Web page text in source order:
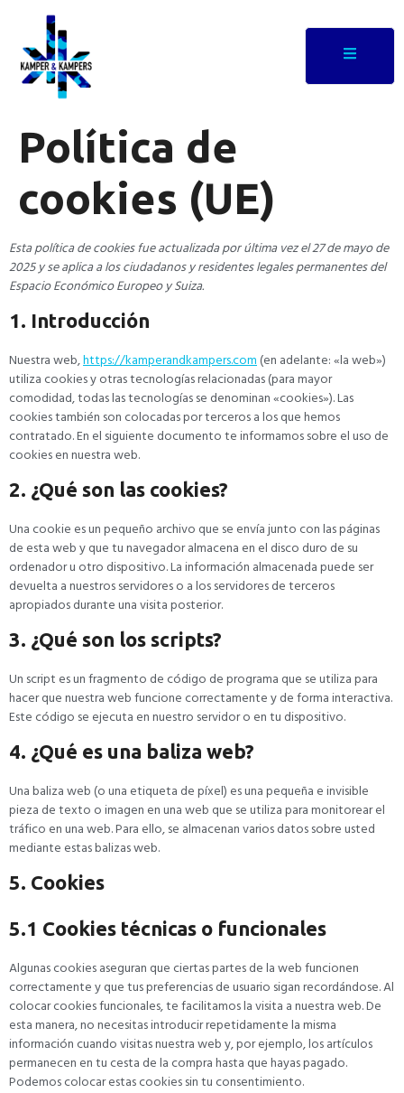
Política de
cookies (UE)
Esta política de cookies fue actualizada por última vez el 27 de mayo de
2025 y se aplica a los ciudadanos y residentes legales permanentes del
Espacio Económico Europeo y Suiza.
1. Introducción
Nuestra web,https://kamperandkampers.com(en adelante: «la web»)
utiliza cookies y otras tecnologías relacionadas (para mayor
comodidad, todas las tecnologías se denominan «cookies»). Las
cookies también son colocadas por terceros a los que hemos
contratado. En el siguiente documento te informamos sobre el uso de
cookies en nuestra web.
2. ¿Qué son las cookies?
Una cookie es un pequeño archivo que se envía junto con las páginas
de esta web y que tu navegador almacena en el disco duro de su
ordenador u otro dispositivo. La información almacenada puede ser
devuelta a nuestros servidores o a los servidores de terceros
apropiados durante una visita posterior.
3. ¿Qué son los scripts?
Un script es un fragmento de código de programa que se utiliza para
hacer que nuestra web funcione correctamente y de forma interactiva.
Este código se ejecuta en nuestro servidor o en tu dispositivo.
4. ¿Qué es una baliza web?
Una baliza web (o una etiqueta de píxel) es una pequeña e invisible
pieza de texto o imagen en una web que se utiliza para monitorear el
tráfico en una web. Para ello, se almacenan varios datos sobre usted
mediante estas balizas web.
5. Cookies
5.1 Cookies técnicas o funcionales
Algunas cookies aseguran que ciertas partes de la web funcionen
correctamente y que tus preferencias de usuario sigan recordándose. Al
colocar cookies funcionales, te facilitamos la visita a nuestra web. De
esta manera, no necesitas introducir repetidamente la misma
información cuando visitas nuestra web y, por ejemplo, los artículos
permanecen en tu cesta de la compra hasta que hayas pagado.
Podemos colocar estas cookies sin tu consentimiento.